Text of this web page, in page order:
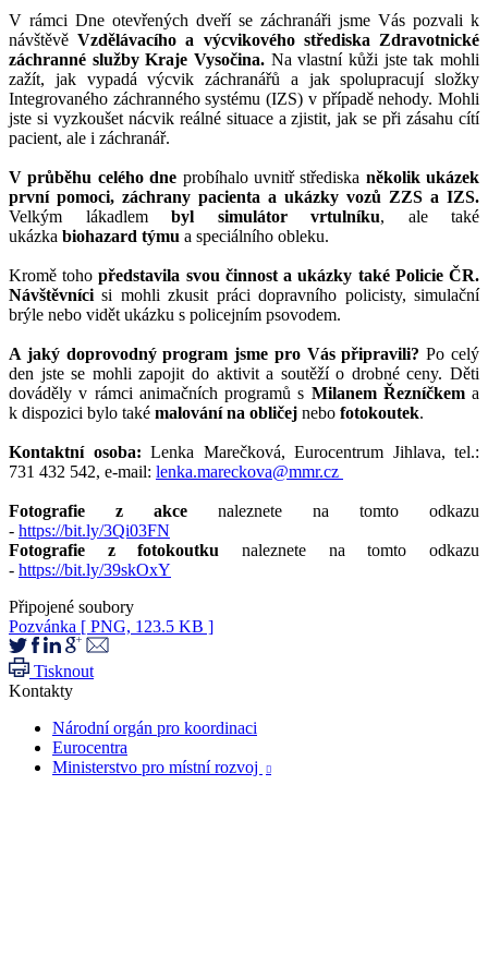
V rámci Dne otevřených dveří se záchranáři jsme Vás pozvali k
návštěvěVzdělávacího a výcvikového střediska Zdravotnické
záchranné služby Kraje Vysočina. Na vlastní kůži jste tak mohli
zažít, jak vypadá výcvik záchranářů a jak spolupracují složky
Integrovaného záchranného systému (IZS) v případě nehody. Mohli
jste si vyzkoušet nácvik reálné situace a zjistit, jak se při zásahu cítí
pacient, ale i záchranář.
V průběhu celého dne probíhalo uvnitř střediska několik ukázek
první pomoci, záchrany pacienta a ukázky vozů ZZS a IZS.
Velkým lákadlem byl simulátor vrtulníku, ale také
ukázka biohazard týmu a speciálního obleku.
Kromě tohopředstavila svou činnost a ukázky také Policie ČR.
Návštěvnícisi mohli zkusit práci dopravního policisty, simulační
brýle nebo vidět ukázku s policejním psovodem.
A jaký doprovodný program jsme pro Vás připravili? Po celý
den jste se mohli zapojit do aktivit a soutěží o drobné ceny. Děti
dováděly v rámci animačních programů s Milanem Řezníčkema
k dispozici bylo také malování na obličej nebo fotokoutek.
Kontaktní osoba: Lenka Marečková, Eurocentrum Jihlava, tel.:
731 432 542, e-mail: lenka.mareckova@mmr.cz
Fotografie z akce naleznete na tomto odkazu
- https://bit.ly/3Qi03FN
Fotografie z fotokoutku naleznete na tomto odkazu
- https://bit.ly/39skOxY
Připojené soubory
Pozvánka [ PNG, 123.5 KB ]
Tisknout
Kontakty
Národní orgán pro koordinaci
Eurocentra
Ministerstvo pro místní rozvoj
